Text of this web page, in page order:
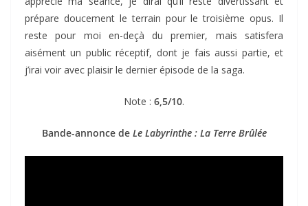
prépare doucement le terrain pour le troisième opus. Il
reste pour moi en-deçà du premier, mais satisfera
aisément un public réceptif, dont je fais aussi partie, et
j’irai voir avec plaisir le dernier épisode de la saga.
Note : 6,5/10.
Bande-annonce de Le Labyrinthe : La Terre Brûlée